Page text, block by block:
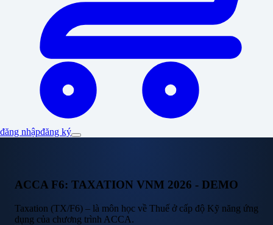
đăng nhậpđăng ký
ACCA F6: TAXATION VNM 2026 - DEMO
Taxation (TX/F6) – là môn học về Thuế ở cấp độ Kỹ năng ứng
dụng của chương trình ACCA.